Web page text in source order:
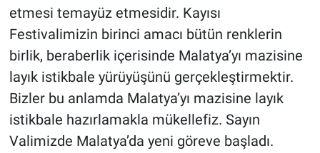
etmesi temayüz etmesidir. Kayısı
Festivalimizin birinci amacı bütün renklerin
birlik, beraberlik içerisinde Malatya’yı mazisine
layık istikbale yürüyüşünü gerçekleştirmektir.
Bizler bu anlamda Malatya’yı mazisine layık
istikbale hazırlamakla mükellefiz. Sayın
Valimizde Malatya’da yeni göreve başladı.